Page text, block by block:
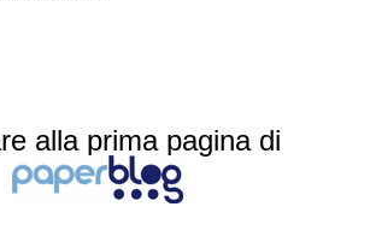
alla prima pagina di